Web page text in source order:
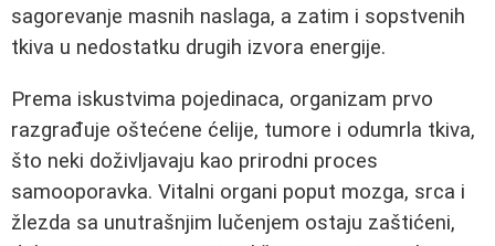
sagorevanje masnih naslaga, a zatim i sopstvenih
tkiva u nedostatku drugih izvora energije.
Prema iskustvima pojedinaca, organizam prvo
razgrađuje oštećene ćelije, tumore i odumrla tkiva,
što neki doživljavaju kao prirodni proces
samooporavka. Vitalni organi poput mozga, srca i
žlezda sa unutrašnjim lučenjem ostaju zaštićeni,